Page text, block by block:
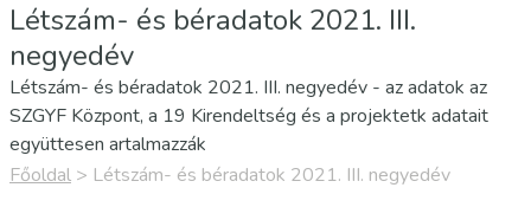
Létszám- és béradatok 2021. III.
negyedév
Létszám- és béradatok 2021. III. negyedév - az adatok az
SZGYF Központ, a 19 Kirendeltség és a projektetk adatait
együttesen artalmazzák
Főoldal > Létszám- és béradatok 2021. III. negyedév